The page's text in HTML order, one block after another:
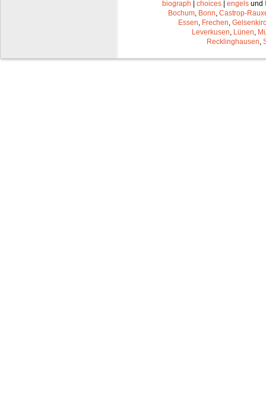
biograph choices engels und
Bochum, Bonn, Castrop-
Essen, Frechen,
Leverkusen, Lünen,
Recklinghausen,